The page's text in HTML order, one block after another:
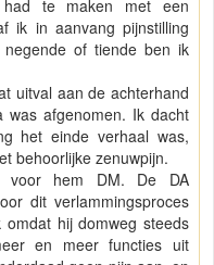
te maken met een
ik in aanvang pijnstilling
of tiende ben ik
uitval aan de achterhand
was afgenomen. Ik dacht
het einde verhaal was,
behoorlijke zenuwpijn.
voor hem DM. De DA
dit verlammingsproces
hij domweg steeds
en meer functies uit